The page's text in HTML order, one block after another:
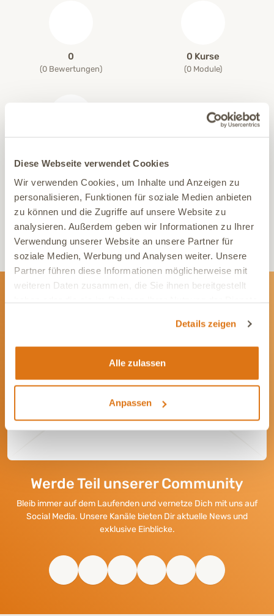
Diese Webseite verwendet Cookies
Wir verwenden Cookies, um Inhalte und Anzeigen zu
personalisieren, Funktionen für soziale Medien anbieten
zu können und die Zugriffe auf unsere Website zu
analysieren. Außerdem geben wir Informationen zu Ihrer
Verwendung unserer Website an unsere Partner für
soziale Medien, Werbung und Analysen weiter. Unsere
Partner führen diese Informationen möglicherweise mit
weiteren Daten zusammen, die Sie ihnen bereitgestellt
Details zeigen
Alle zulassen
Anpassen
0
(0 Bewertungen)
0 Kurse
(0 Module)
( 0 Sek. )
Hier sind leider noch keine Kurse vorhanden.
und Angeboten rund um die Gesundheit Deines
Tieres.
Newsletter abonnieren
Werde Teil unserer Community
Bleib immer auf dem Laufenden und vernetze Dich mit uns auf
Social Media. Unsere Kanäle bieten Dir aktuelle News und
exklusive Einblicke.